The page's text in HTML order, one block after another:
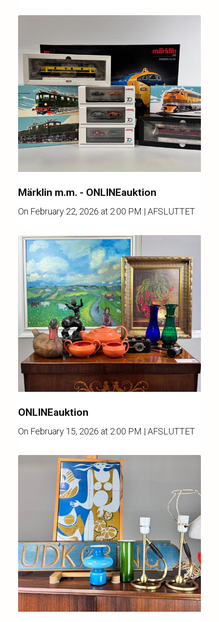
Märklin m.m. - ONLINEauktion
On February 22, 2026 at 2.00 PM | AFSLUTTET
ONLINEauktion
On February 15, 2026 at 2.00 PM | AFSLUTTET